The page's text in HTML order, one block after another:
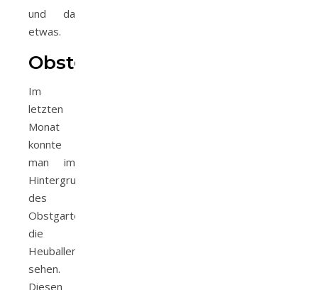
und da
etwas.
Obstgarten
Im
letzten
Monat
konnte
man im
Hintergrund
des
Obstgartens
die
Heuballen
sehen.
Diesen